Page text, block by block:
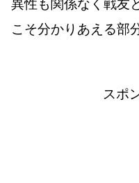
異性も関係なく戦友
こそ分かりあえる部
スポ